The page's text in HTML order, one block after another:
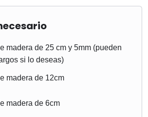
madera de 25 cm y 5mm (pueden
si lo deseas)
madera de 12cm
madera de 6cm